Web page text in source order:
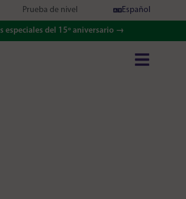
especiales del 15º aniversario →
Prueba de nivel Español